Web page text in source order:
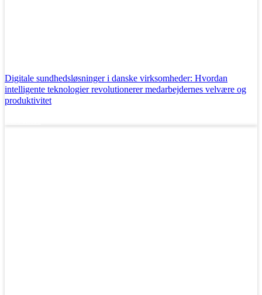
Digitale sundhedsløsninger i danske virksomheder: Hvordan
intelligente teknologier revolutionerer medarbejdernes velvære og
produktivitet